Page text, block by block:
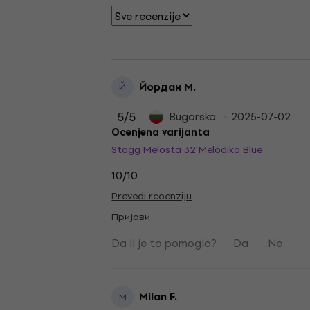
Й Йордан М.
5/5 Bugarska 2025-07-02
Ocenjena varijanta
Stagg Melosta 32 Melodika Blue
10/10
Prevedi recenziju
Пријави
Da li je to pomoglo? Da Ne
M Milan F.